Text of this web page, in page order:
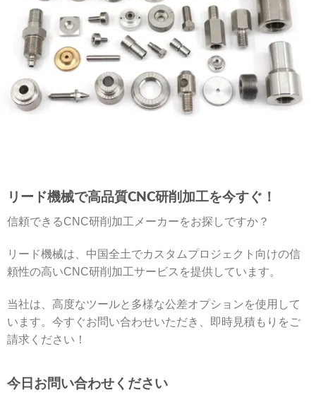
リード機械で高品質CNC研削加工を今すぐ！
信頼できるCNC研削加工メーカーをお探しですか？
リード機械は、中国全土でカスタムプロジェクト向けの信
頼性の高いCNC研削加工サービスを提供しています。
当社は、高度なツールと多様な公差オプションを使用して
います。今すぐお問い合わせいただき、即時見積もりをご
請求ください！
今日お問い合わせください